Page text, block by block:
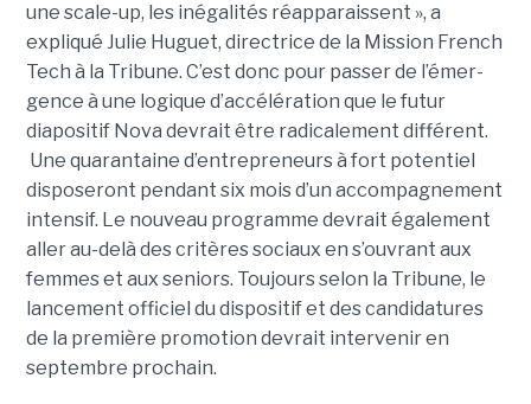
une scale-up, les inéga­li­tés réap­pa­raissent », a
expliqué Julie Huguet, directrice de la Mission French
Tech à la Tribune. C’est donc pour passer de l’émer­
gence à une logique d’accé­lé­ra­tion que le futur
diapositif Nova devrait être radi­ca­le­ment dif­fé­rent.
Une qua­ran­taine d’entre­pre­neurs à fort poten­tiel
disposeront pen­dant six mois d’un accom­pa­gne­ment
inten­sif. Le nouveau pro­gramme devrait également
aller au-delà des critères sociaux en s’ouvrant aux
femmes et aux seniors. Toujours selon la Tribune, le
lancement officiel du dispositif et des candidatures
de la première promotion devrait intervenir en
septembre prochain.